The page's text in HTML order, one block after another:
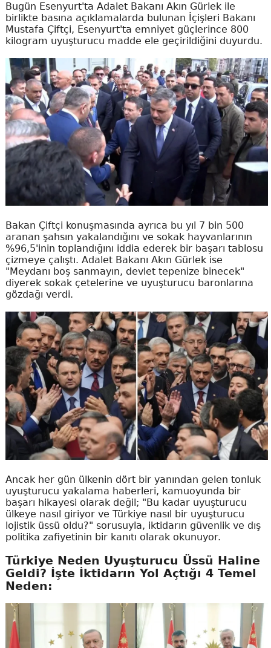
Bugün Esenyurt'ta Adalet Bakanı Akın Gürlek ile
birlikte basına açıklamalarda bulunan İçişleri Bakanı
Mustafa Çiftçi, Esenyurt'ta emniyet güçlerince 800
kilogram uyuşturucu madde ele geçirildiğini duyurdu.
Bakan Çiftçi konuşmasında ayrıca bu yıl 7 bin 500
aranan şahsın yakalandığını ve sokak hayvanlarının
%96,5'inin toplandığını iddia ederek bir başarı tablosu
çizmeye çalıştı. Adalet Bakanı Akın Gürlek ise
"Meydanı boş sanmayın, devlet tepenize binecek"
diyerek sokak çetelerine ve uyuşturucu baronlarına
gözdağı verdi.
Ancak her gün ülkenin dört bir yanından gelen tonluk
uyuşturucu yakalama haberleri, kamuoyunda bir
başarı hikayesi olarak değil; "Bu kadar uyuşturucu
ülkeye nasıl giriyor ve Türkiye nasıl bir uyuşturucu
lojistik üssü oldu?" sorusuyla, iktidarın güvenlik ve dış
politika zafiyetinin bir kanıtı olarak okunuyor.
Türkiye Neden Uyuşturucu Üssü Haline
Geldi? İşte İktidarın Yol Açtığı 4 Temel
Neden: